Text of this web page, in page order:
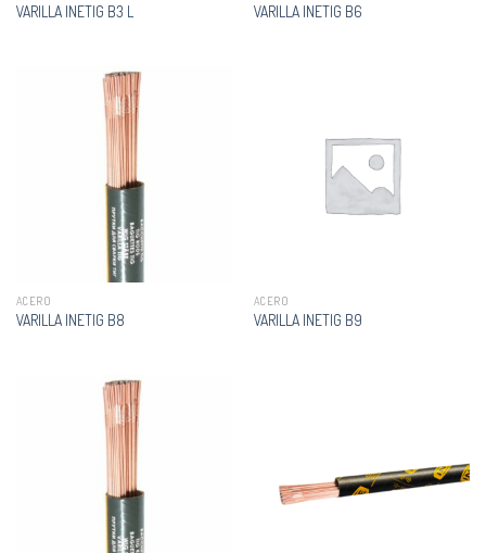
VARILLA INETIG B3 L VARILLA INETIG B6
ACERO
VARILLA INETIG B8
ACERO
VARILLA INETIG B9